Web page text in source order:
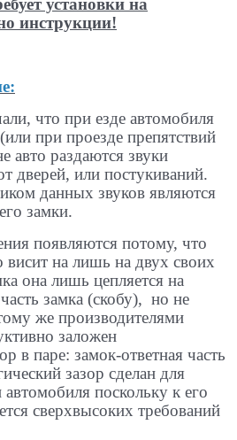
установки на
инструкции!
что при езде автомобиля
при проезде препятствий
авто раздаются звуки
дверей, или постукиваний.
данных звуков являются
замки.
появляются потому, что
висит на лишь на двух своих
она лишь цепляется на
замка (скобу), но не
же производителями
заложен
в паре: замок-ответная часть
зазор сделан для
поскольку к его
сверхвысоких требований